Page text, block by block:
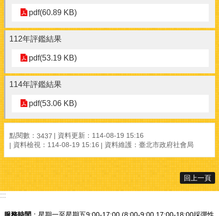
pdf(60.89 KB)
112年評鑑結果
pdf(53.19 KB)
114年評鑑結果
pdf(53.06 KB)
點閱數： 3437
資料更新：114-08-19 15:16
資料檢視：114-08-19 15:16
資料維護：臺北市政府社會局
回上一頁
:::
服務時間 ：星期一至星期五9:00-17:00 (8:00-9:00,17:00-18:00採彈性